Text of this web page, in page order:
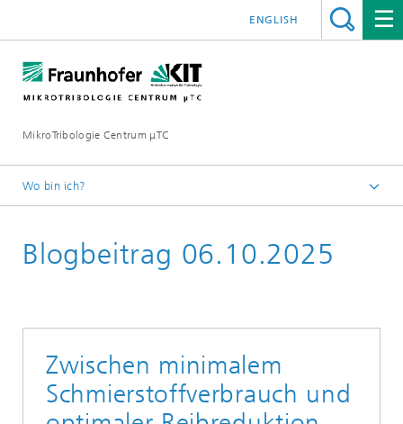
MikroTribologie Centrum μTC
ENGLISH
Wo bin ich?
Aktuelles
Blogbeitrag 06.10.2025
Zwischen minimalem
Schmierstoffverbrauch und